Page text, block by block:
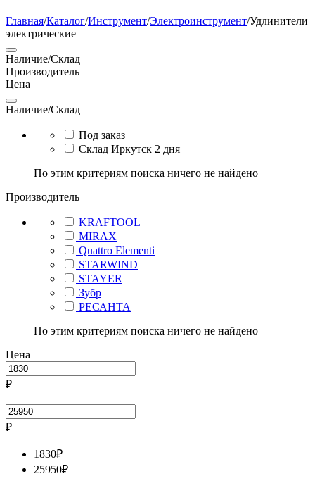
Главная/Каталог/Инструмент/Электроинструмент/Удлинители
электрические
Наличие/Склад
Производитель
Цена
Наличие/Склад
Под заказ
Склад Иркутск 2 дня
По этим критериям поиска ничего не найдено
Производитель
KRAFTOOL
MIRAX
Quattro Elementi
STARWIND
STAYER
Зубр
РЕСАНТА
По этим критериям поиска ничего не найдено
Цена
₽
–
₽
1830₽
25950₽